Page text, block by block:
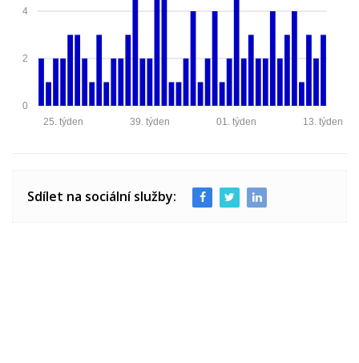
0
2
4
13. týden
01. týden
39. týden
25. týden
Sdílet na sociální služby: